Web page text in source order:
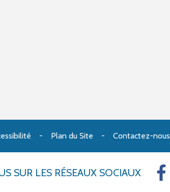
Plan du Site Contactez-nous
SUR LES RÉSEAUX SOCIAUX